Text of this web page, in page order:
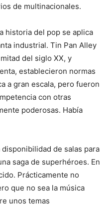
de multinacionales.
historia del pop se aplica
industrial. Tin Pan Alley
del siglo XX, y
establecieron normas
a gran escala, pero fueron
con otras
poderosas. Había
de salas para
saga de superhéroes. En
Prácticamente no
que no sea la música
unos temas